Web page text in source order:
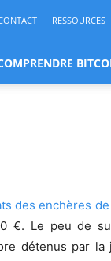
RESSOURCES
des enchères de
€. Le peu de
détenus par la